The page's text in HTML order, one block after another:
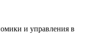
и управления в